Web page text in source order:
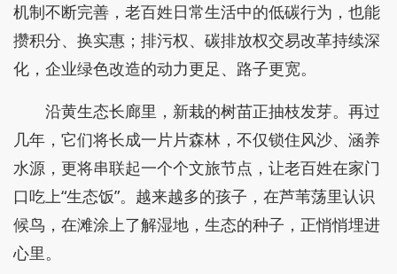
机制不断完善，老百姓日常生活中的低碳行为，也能
攒积分、换实惠；排污权、碳排放权交易改革持续深
化，企业绿色改造的动力更足、路子更宽。
沿黄生态长廊里，新栽的树苗正抽枝发芽。再过
几年，它们将长成一片片森林，不仅锁住风沙、涵养
水源，更将串联起一个个文旅节点，让老百姓在家门
口吃上“生态饭”。越来越多的孩子，在芦苇荡里认识
候鸟，在滩涂上了解湿地，生态的种子，正悄悄埋进
心里。